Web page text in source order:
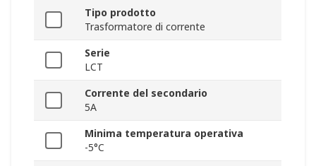
Tipo prodotto
Trasformatore di corrente
Serie
LCT
Corrente del secondario
5A
Minima temperatura operativa
-5°C